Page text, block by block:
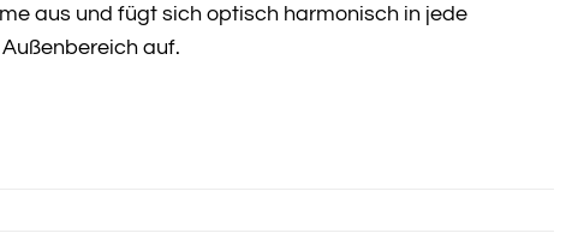
aus und fügt sich optisch harmonisch in jede
auf.